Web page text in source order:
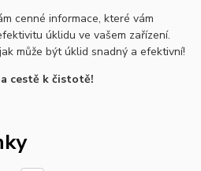
cenné informace, které vám
úklidu ve vašem zařízení.
může být úklid snadný a efektivní!
cestě k čistotě!